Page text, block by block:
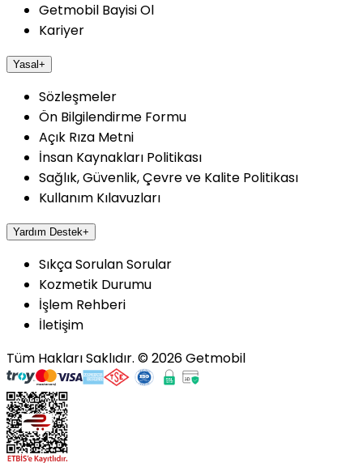
Getmobil Bayisi Ol
Kariyer
Yasal+
Sözleşmeler
Ön Bilgilendirme Formu
Açık Rıza Metni
İnsan Kaynakları Politikası
Sağlık, Güvenlik, Çevre ve Kalite Politikası
Kullanım Kılavuzları
Yardım Destek+
Sıkça Sorulan Sorular
Kozmetik Durumu
İşlem Rehberi
İletişim
Tüm Hakları Saklıdır. ©2026Getmobil